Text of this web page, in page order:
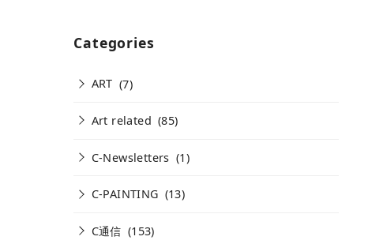
Categories
ART (7)
Art related (85)
C-Newsletters (1)
C-PAINTING (13)
C通信 (153)